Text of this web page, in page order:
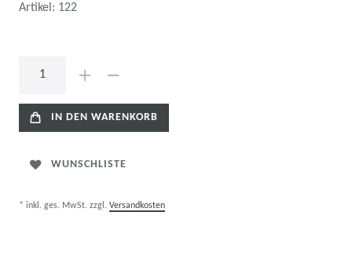
Artikel: 122
IN DEN WARENKORB
WUNSCHLISTE
* inkl. ges. MwSt. zzgl. Versandkosten